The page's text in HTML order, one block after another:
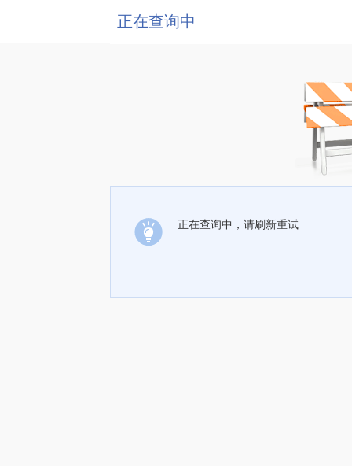
正在查询中
正在查询中，请刷新重试